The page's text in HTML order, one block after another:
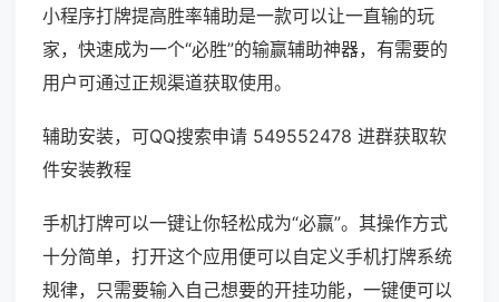
小程序打牌提高胜率辅助是一款可以让一直输的玩
家，快速成为一个“必胜”的输赢辅助神器，有需要的
用户可通过正规渠道获取使用。
辅助安装，可QQ搜索申请 549552478 进群获取软
件安装教程
手机打牌可以一键让你轻松成为“必赢”。其操作方式
十分简单，打开这个应用便可以自定义手机打牌系统
规律，只需要输入自己想要的开挂功能，一键便可以